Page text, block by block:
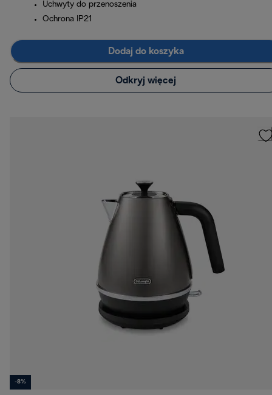
Uchwyty do przenoszenia
Ochrona IP21
Dodaj do koszyka
Odkryj więcej
-8%